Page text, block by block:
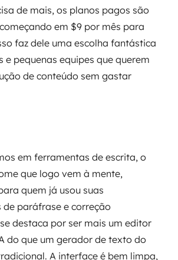
de mais, os planos pagos são
em $9 por mês para
faz dele uma escolha fantástica
e pequenas equipes que querem
de conteúdo sem gastar
em ferramentas de escrita, o
que logo vem à mente,
quem já usou suas
paráfrase e correção
destaca por ser mais um editor
do que um gerador de texto do
A interface é bem limpa,